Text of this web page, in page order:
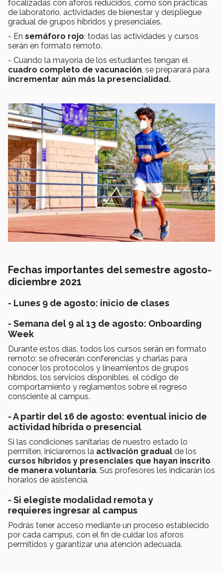
focalizadas con aforos reducidos, como son prácticas
de laboratorio, actividades de bienestar y despliegue
gradual de grupos híbridos y presenciales.
- En semáforo rojo: todas las actividades y cursos
serán en formato remoto.
- Cuando la mayoría de los estudiantes tengan el
cuadro completo de vacunación, se preparará para
incrementar aún más la presencialidad.
Fechas importantes del semestre agosto-
diciembre 2021
- Lunes 9 de agosto: inicio de clases
- Semana del 9 al 13 de agosto: Onboarding
Week
Durante estos días, todos los cursos serán en formato
remoto; se ofrecerán conferencias y charlas para
conocer los protocolos y lineamientos de grupos
híbridos, los servicios disponibles, el código de
comportamiento y reglamentos sobre el regreso
consciente al campus.
- A partir del 16 de agosto: eventual inicio de
actividad híbrida o presencial
Si las condiciones sanitarias de nuestro estado lo
permiten, iniciaremos la activación gradual de los
cursos híbridos y presenciales que hayan inscrito
de manera voluntaria. Sus profesores les indicarán los
horarios de asistencia.
- Si elegiste modalidad remota y
requieres ingresar al campus
Podrás tener acceso mediante un proceso establecido
por cada campus, con el fin de cuidar los aforos
permitidos y garantizar una atención adecuada.